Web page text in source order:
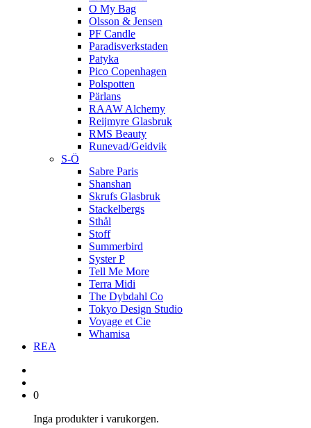
O My Bag
Olsson & Jensen
PF Candle
Paradisverkstaden
Patyka
Pico Copenhagen
Polspotten
Pärlans
RAAW Alchemy
Reijmyre Glasbruk
RMS Beauty
Runevad/Geidvik
S-Ö
Sabre Paris
Shanshan
Skrufs Glasbruk
Stackelbergs
Sthål
Stoff
Summerbird
Syster P
Tell Me More
Terra Midi
The Dybdahl Co
Tokyo Design Studio
Voyage et Cie
Whamisa
REA
0
Inga produkter i varukorgen.